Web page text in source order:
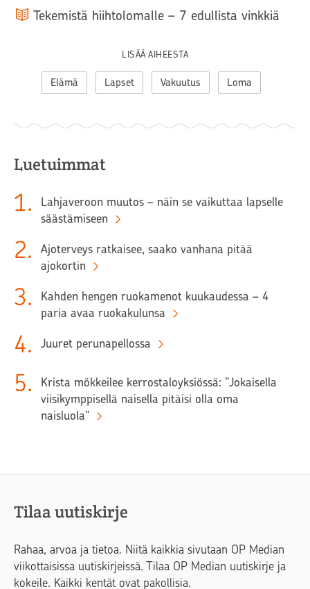
Tekemistä hiihtolomalle – 7 edullista vinkkiä
LISÄÄ AIHEESTA
Elämä Lapset Vakuutus Loma
Luetuimmat
1.
Lahjaveroon muutos – näin se vaikuttaa lapselle
säästämiseen
2.
Ajoterveys ratkaisee, saako vanhana pitää
ajokortin
3.
Kahden hengen ruokamenot kuukaudessa – 4
paria avaa ruokakulunsa
4. Juuret perunapellossa
5.
Krista mökkeilee kerrostaloyksiössä: ”Jokaisella
viisikymppisellä naisella pitäisi olla oma
naisluola”
Tilaa uutiskirje
Rahaa, arvoa ja tietoa. Niitä kaikkia sivutaan OP Median
viikottaisissa uutiskirjeissä. Tilaa OP Median uutiskirje ja
kokeile. Kaikki kentät ovat pakollisia.